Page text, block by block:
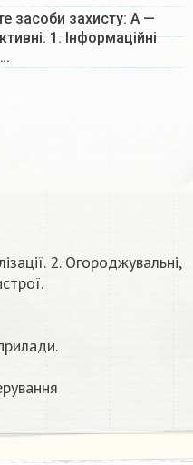
засоби захисту: А —
1. Інформаційні
2. Огороджувальні,